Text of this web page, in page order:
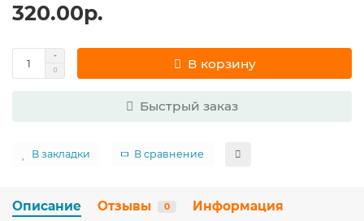
320.00р.
В корзину
Быстрый заказ
В закладки В сравнение
Описание Отзывы 0 Информация